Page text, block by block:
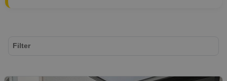
Filter